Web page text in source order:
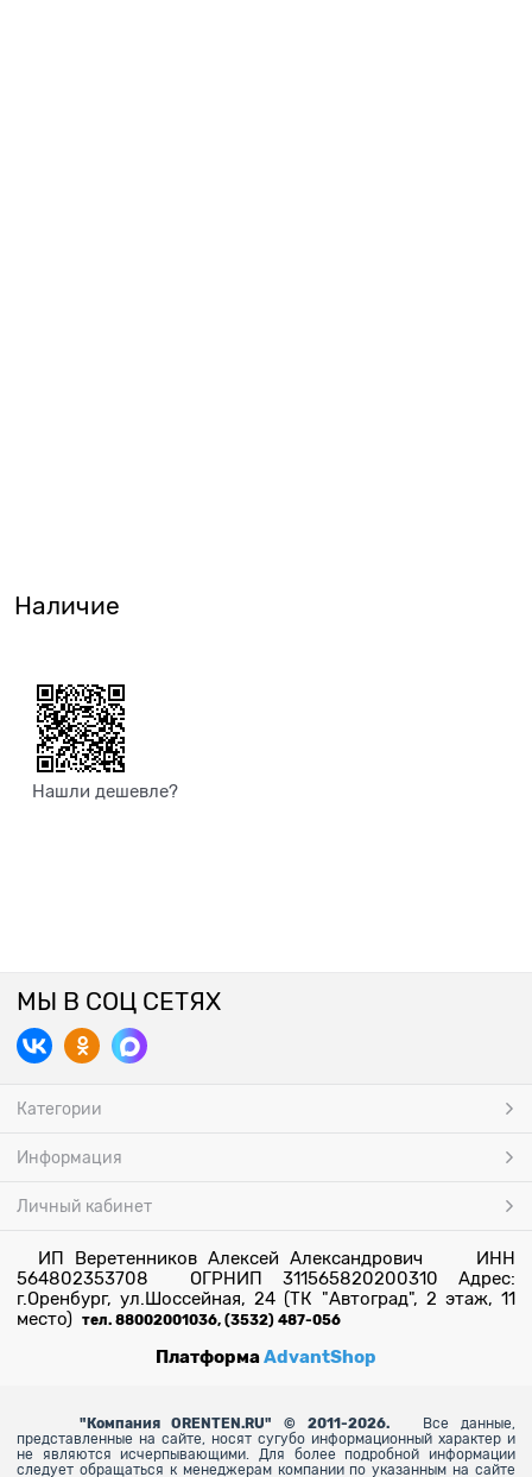
Наличие
Нашли дешевле?
МЫ В СОЦ СЕТЯХ
Категории
Информация
Личный кабинет
ИП Веретенников Алексей Александрович ИНН
564802353708 ОГРНИП 311565820200310 Адрес:
г.Оренбург, ул.Шоссейная, 24 (ТК "Автоград", 2 этаж, 11
место) тел. 88002001036, (3532) 487-056
ПлатформаAdvantShop
" Компания ORENTEN.RU" © 2011-2026.
Все данные,
представленные на сайте, носят сугубо информационный характер и
не являются исчерпывающими. Для более подробной информации
следует обращаться к менеджерам компании по указанным на сайте